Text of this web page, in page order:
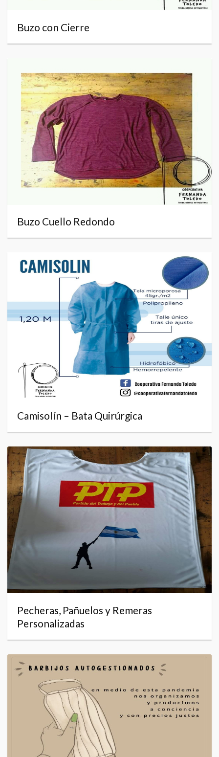
Buzo con Cierre
Buzo Cuello Redondo
Camisolín – Bata Quirúrgica
Pecheras, Pañuelos y Remeras
Personalizadas